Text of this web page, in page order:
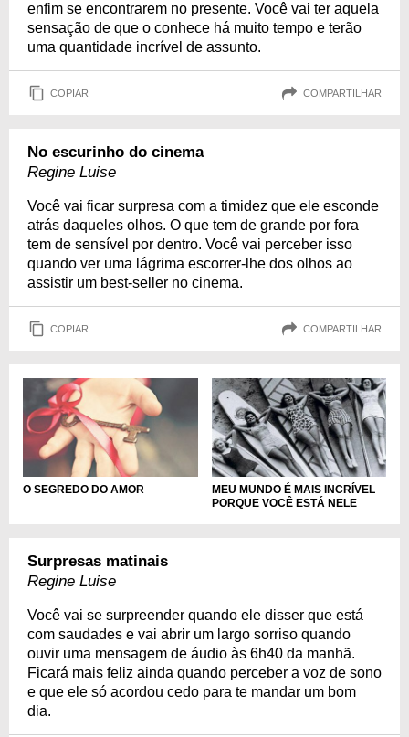
enfim se encontrarem no presente. Você vai ter aquela
sensação de que o conhece há muito tempo e terão
uma quantidade incrível de assunto.
COPIAR COMPARTILHAR
No escurinho do cinema
Regine Luise
Você vai ficar surpresa com a timidez que ele esconde
atrás daqueles olhos. O que tem de grande por fora
tem de sensível por dentro. Você vai perceber isso
quando ver uma lágrima escorrer-lhe dos olhos ao
assistir um best-seller no cinema.
COPIAR COMPARTILHAR
O SEGREDO DO AMOR
MEU MUNDO É MAIS INCRÍVEL
PORQUE VOCÊ ESTÁ NELE
Surpresas matinais
Regine Luise
Você vai se surpreender quando ele disser que está
com saudades e vai abrir um largo sorriso quando
ouvir uma mensagem de áudio às 6h40 da manhã.
Ficará mais feliz ainda quando perceber a voz de sono
e que ele só acordou cedo para te mandar um bom
dia.